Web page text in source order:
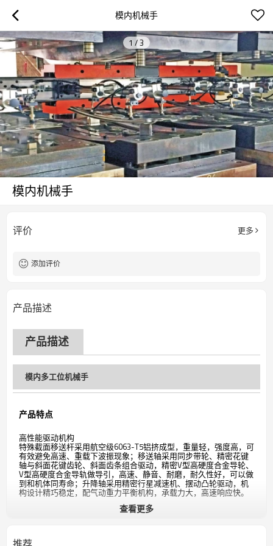
模内机械手
1 /3
模内机械手
评价 更多
添加评价
产品描述
产品描述
模内多工位机械手
产品特点
高性能驱动机构
特殊截面移送杆采用航空级6063-T5铝挤成型，重量轻，强度高，可
有效避免高速、重载下波振现象；移送轴采用同步带轮、精密花键
轴与斜面花键齿轮、斜面齿条组合驱动，精密V型高硬度合金导轮、
V型高硬度合金导轨做导引，高速、静音、耐磨，耐久性好，可以做
到和机体同寿命；升降轴采用精密行星减速机、摆动凸轮驱动，机
构设计精巧稳定，配气动重力平衡机构，承载力大，高速响应快。
查看更多